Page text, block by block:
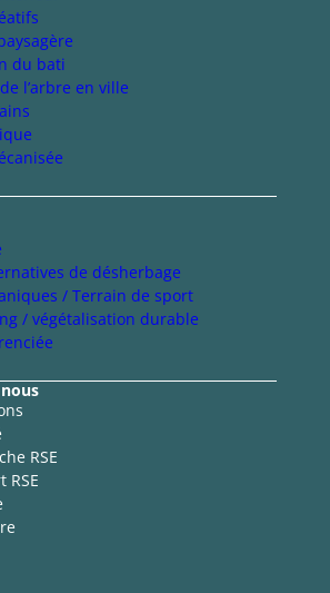
du bati
l’arbre en ville
de désherbage
/ Terrain de sport
/ végétalisation durable
RSE
RSE